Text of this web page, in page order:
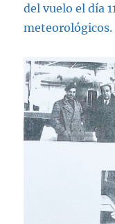
del vuelo el día
meteorológicos.